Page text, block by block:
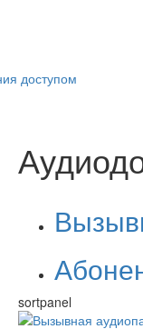
доступом
sortpanel